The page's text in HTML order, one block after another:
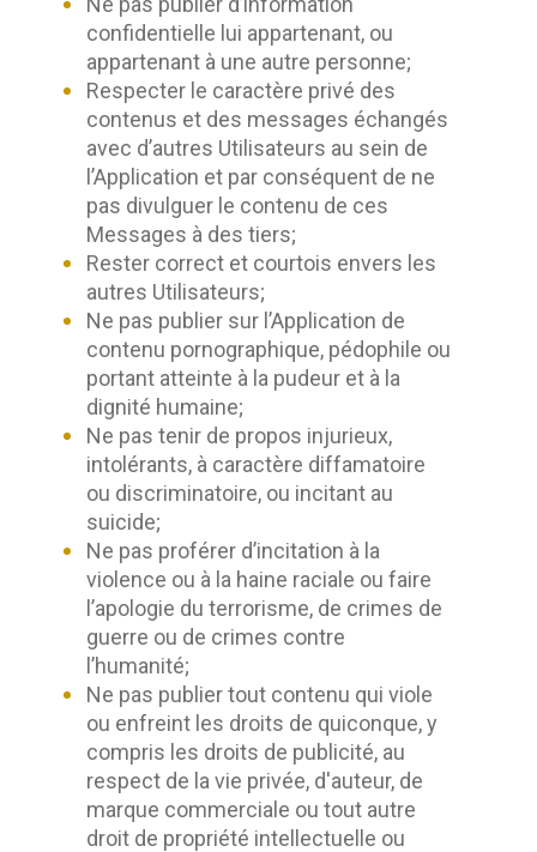
confidentielle lui appartenant, ou
appartenant à une autre personne;
Respecter le caractère privé des
contenus et des messages échangés
avec d’autres Utilisateurs au sein de
l’Application et par conséquent de ne
pas divulguer le contenu de ces
Messages à des tiers;
Rester correct et courtois envers les
autres Utilisateurs;
Ne pas publier sur l’Application de
contenu pornographique, pédophile ou
portant atteinte à la pudeur et à la
dignité humaine;
Ne pas tenir de propos injurieux,
intolérants, à caractère diffamatoire
ou discriminatoire, ou incitant au
suicide;
Ne pas proférer d’incitation à la
violence ou à la haine raciale ou faire
l’apologie du terrorisme, de crimes de
guerre ou de crimes contre
l’humanité;
Ne pas publier tout contenu qui viole
ou enfreint les droits de quiconque, y
compris les droits de publicité, au
respect de la vie privée, d'auteur, de
marque commerciale ou tout autre
droit de propriété intellectuelle ou